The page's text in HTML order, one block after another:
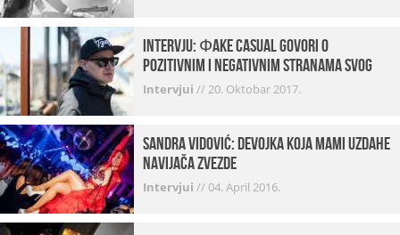
INTERVJU: Фake Casual govori o
pozitivnim i negativnim stranama svog
posla, počecima, omiljenim mestima …
Intervjui //20. Oktobar 2017.
Sandra Vidović: devojka koja mami uzdahe
navijača Zvezde
Intervjui //04. April 2016.